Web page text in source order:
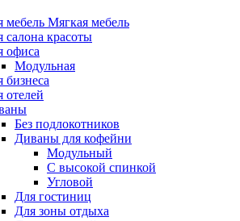
Мягкая мебель
салона красоты
офиса
Модульная
бизнеса
отелей
Без подлокотников
Диваны для кофейни
Модульный
С высокой спинкой
Угловой
Для гостиниц
Для зоны отдыха